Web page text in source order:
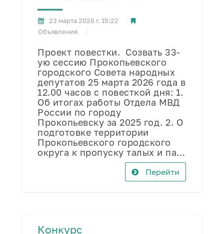
23 марта 2026 г. 15:22
Объявления
Проект повестки. Созвать 33-
ую сессию Прокопьевского
городского Совета народных
депутатов 25 марта 2026 года в
12.00 часов с повесткой дня: 1.
Об итогах работы Отдела МВД
России по городу
Прокопьевску за 2025 год. 2. О
подготовке территории
Прокопьевского городского
округа к пропуску талых и па…
Перейти
Конкурс